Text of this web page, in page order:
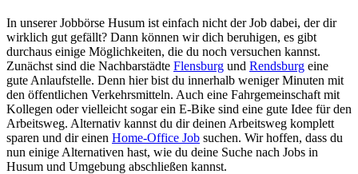
In unserer Jobbörse Husum ist einfach nicht der Job dabei, der dir
wirklich gut gefällt? Dann können wir dich beruhigen, es gibt
durchaus einige Möglichkeiten, die du noch versuchen kannst.
Zunächst sind die Nachbarstädte Flensburg und Rendsburg eine
gute Anlaufstelle. Denn hier bist du innerhalb weniger Minuten mit
den öffentlichen Verkehrsmitteln. Auch eine Fahrgemeinschaft mit
Kollegen oder vielleicht sogar ein E-Bike sind eine gute Idee für den
Arbeitsweg. Alternativ kannst du dir deinen Arbeitsweg komplett
sparen und dir einen Home-Office Job suchen. Wir hoffen, dass du
nun einige Alternativen hast, wie du deine Suche nach Jobs in
Husum und Umgebung abschließen kannst.